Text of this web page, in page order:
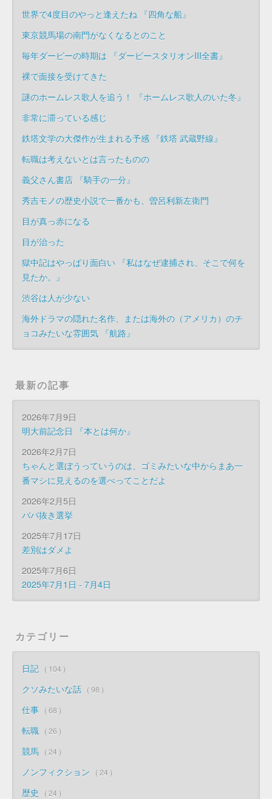
世界で4度目のやっと逢えたね 『四角な船』
東京競馬場の南門がなくなるとのこと
毎年ダービーの時期は 『ダービースタリオンIII全書』
裸で面接を受けてきた
謎のホームレス歌人を追う！ 『ホームレス歌人のいた冬』
非常に滞っている感じ
鉄塔文学の大傑作が生まれる予感 『鉄塔 武蔵野線』
転職は考えないとは言ったものの
義父さん書店 『騎手の一分』
秀吉モノの歴史小説で一番かも、曽呂利新左衛門
目が真っ赤になる
目が治った
獄中記はやっぱり面白い 『私はなぜ逮捕され、そこで何を
見たか。』
渋谷は人が少ない
海外ドラマの隠れた名作、または海外の（アメリカ）のチ
ョコみたいな雰囲気 『航路』
最新の記事
2026年7月9日
明大前記念日 『本とは何か』
2026年2月7日
ちゃんと選ぼうっていうのは、ゴミみたいな中からまあ一
番マシに見えるのを選べってことだよ
2026年2月5日
ババ抜き選挙
2025年7月17日
差別はダメよ
2025年7月6日
2025年7月1日 - 7月4日
カテゴリー
日記 104
クソみたいな話 98
仕事 68
転職 26
競馬 24
ノンフィクション 24
歴史 24